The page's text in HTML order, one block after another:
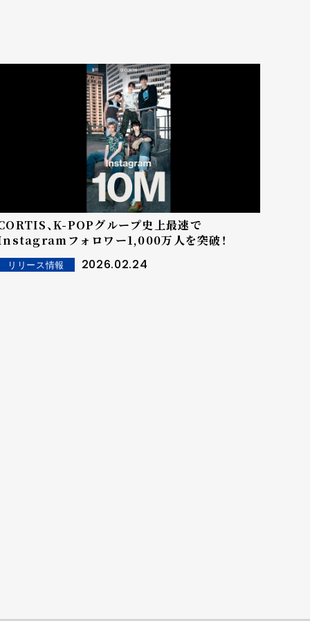
、K-POPグループ史上最速で
フォロワー1,000万人を突破！
リリース情報 2026.02.24